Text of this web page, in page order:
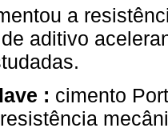
a
aditivo
: cimento